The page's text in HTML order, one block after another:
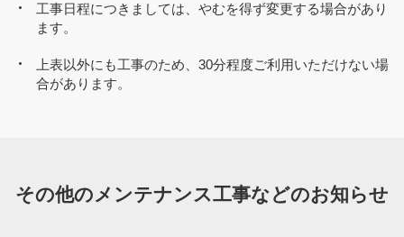
工事日程につきましては、やむを得ず変更する場合があり
ます。
上表以外にも工事のため、30分程度ご利用いただけない場
合があります。
その他のメンテナンス工事などのお知らせ